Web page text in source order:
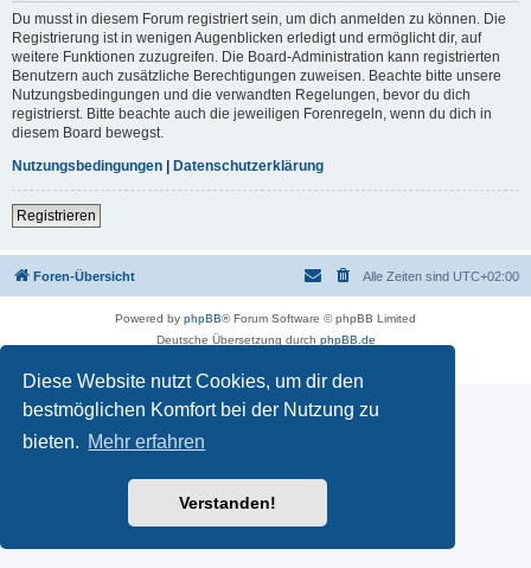
Diese Website nutzt Cookies, um dir den
bestmöglichen Komfort bei der Nutzung zu
bieten. Mehr erfahren
Verstanden!
Du musst in diesem Forum registriert sein, um dich anmelden zu können. Die
Registrierung ist in wenigen Augenblicken erledigt und ermöglicht dir, auf
weitere Funktionen zuzugreifen. Die Board-Administration kann registrierten
Benutzern auch zusätzliche Berechtigungen zuweisen. Beachte bitte unsere
Nutzungsbedingungen und die verwandten Regelungen, bevor du dich
registrierst. Bitte beachte auch die jeweiligen Forenregeln, wenn du dich in
diesem Board bewegst.
Nutzungsbedingungen | Datenschutzerklärung
Registrieren
Foren-Übersicht Alle Zeiten sind UTC+02:00
Powered by phpBB® Forum Software © phpBB Limited
Deutsche Übersetzung durch phpBB.de